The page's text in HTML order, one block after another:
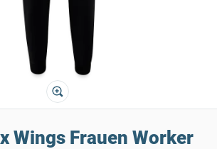
Wings Frauen Worker